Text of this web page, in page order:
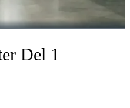
Del 1